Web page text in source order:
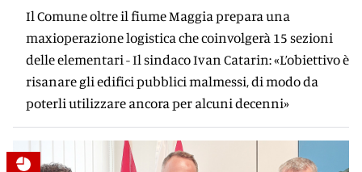
Il Comune oltre il fiume Maggia prepara una
maxioperazione logistica che coinvolgerà 15 sezioni
delle elementari - Il sindaco Ivan Catarin: «L’obiettivo è
risanare gli edifici pubblici malmessi, di modo da
poterli utilizzare ancora per alcuni decenni»